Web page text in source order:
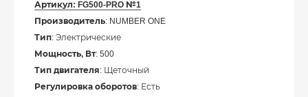
Артикул: FG500-PRO №1
Производитель: NUMBER ONE
Тип: Электрические
Мощность, Вт: 500
Тип двигателя: Щеточный
Регулировка оборотов: Есть